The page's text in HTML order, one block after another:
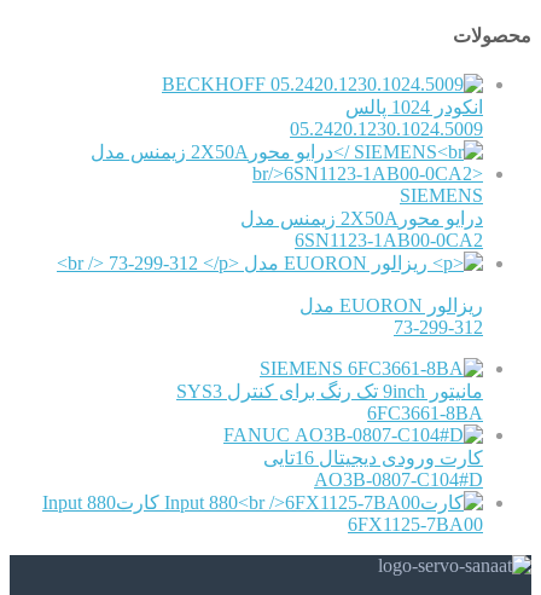
محصولات
BECKHOFF
انکودر 1024 پالس
05.2420.1230.1024.5009
SIEMENS
درایو محور2X50A زیمنس مدل
6SN1123-1AB00-0CA2
ریزالور EUORON مدل
73-299-312
SIEMENS
مانیتور 9inch تک رنگ برای کنترل SYS3
6FC3661-8BA
FANUC
کارت ورودی دیجیتال 16تایی
AO3B-0807-C104#D
کارتInput 880
6FX1125-7BA00